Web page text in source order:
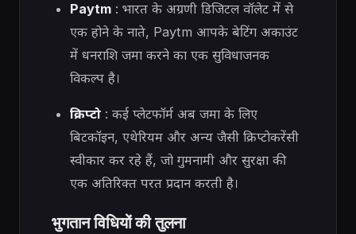
Paytm: भारत के अग्रणी डिजिटल वॉलेट में से
एक होने के नाते, Paytm आपके बेटिंग अकाउंट
में धनराशि जमा करने का एक सुविधाजनक
विकल्प है।
क्रिप्टो: कई प्लेटफॉर्म अब जमा के लिए
बिटकॉइन, एथेरियम और अन्य जैसी क्रिप्टोकरेंसी
स्वीकार कर रहे हैं, जो गुमनामी और सुरक्षा की
एक अतिरिक्त परत प्रदान करती है।
भुगतान विधियों की तुलना